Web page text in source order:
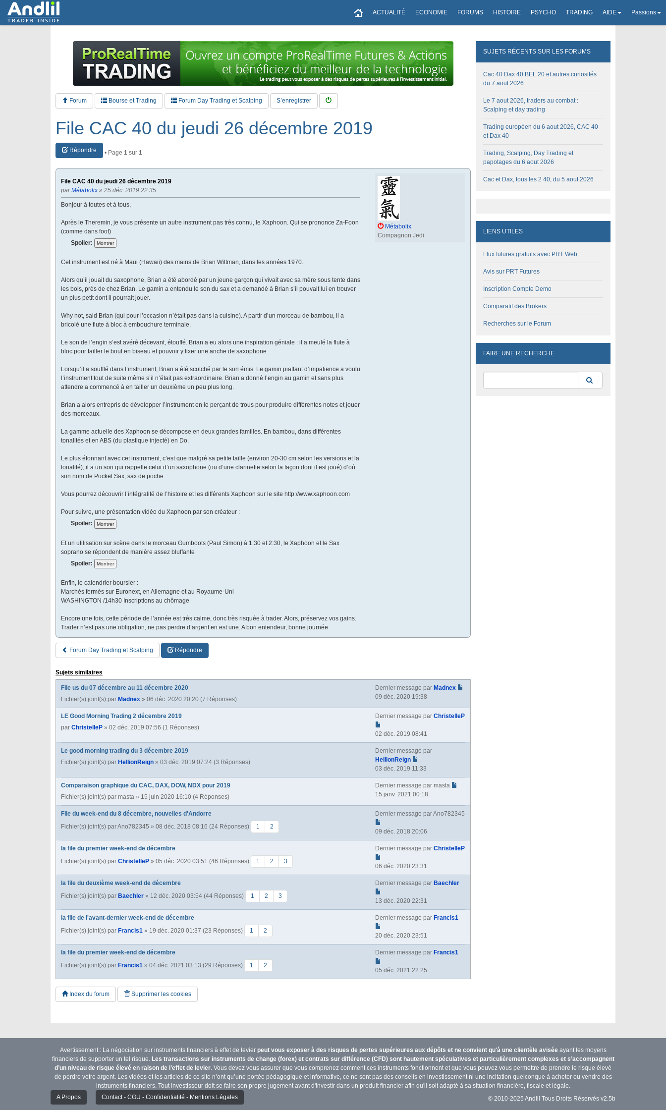
ACTUALITÉ ECONOMIE FORUMS HISTOIRE PSYCHO TRADING AIDE Passions
Forum Bourse et Trading Forum Day Trading et Scalping S’enregistrer
File CAC 40 du jeudi 26 décembre 2019
Répondre • Page 1 sur 1
File CAC 40 du jeudi 26 décembre 2019
parMétabolix » 25 déc. 2019 22:35
Bonjour à toutes et à tous,
Après le Theremin, je vous présente un autre instrument pas très connu, le Xaphoon. Qui se prononce Za-Foon
(comme dans foot)
Spoiler:
Cet instrument est né à Maui (Hawaii) des mains de Brian Wittman, dans les années 1970.
Alors qu’il jouait du saxophone, Brian a été abordé par un jeune garçon qui vivait avec sa mère sous tente dans
les bois, près de chez Brian. Le gamin a entendu le son du sax et a demandé à Brian s’il pouvait lui en trouver
un plus petit dont il pourrait jouer.
Why not, said Brian (qui pour l’occasion n’était pas dans la cuisine). A partir d’un morceau de bambou, il a
bricolé une flute à bloc à embouchure terminale.
Le son de l’engin s’est avéré décevant, étouffé. Brian a eu alors une inspiration géniale : il a meulé la flute à
bloc pour tailler le bout en biseau et pouvoir y fixer une anche de saxophone .
Lorsqu’il a soufflé dans l’instrument, Brian a été scotché par le son émis. Le gamin piaffant d’impatience a voulu
l’instrument tout de suite même s’il n’était pas extraordinaire. Brian a donné l’engin au gamin et sans plus
attendre a commencé à en tailler un deuxième un peu plus long.
Brian a alors entrepris de développer l’instrument en le perçant de trous pour produire différentes notes et jouer
des morceaux.
La gamme actuelle des Xaphoon se décompose en deux grandes familles. En bambou, dans différentes
tonalités et en ABS (du plastique injecté) en Do.
Le plus étonnant avec cet instrument, c’est que malgré sa petite taille (environ 20-30 cm selon les versions et la
tonalité), il a un son qui rappelle celui d’un saxophone (ou d’une clarinette selon la façon dont il est joué) d’où
son nom de Pocket Sax, sax de poche.
Vous pourrez découvrir l’intégralité de l’histoire et les différents Xaphoon sur le site http://www.xaphoon.com
Pour suivre, une présentation vidéo du Xaphoon par son créateur :
Spoiler:
Et un utilisation sur scène dans le morceau Gumboots (Paul Simon) à 1:30 et 2:30, le Xaphoon et le Sax
soprano se répondent de manière assez bluffante
Spoiler:
Enfin, le calendrier boursier :
Marchés fermés sur Euronext, en Allemagne et au Royaume-Uni
WASHINGTON /14h30 Inscriptions au chômage
Encore une fois, cette période de l’année est très calme, donc très risquée à trader. Alors, préservez vos gains.
Trader n’est pas une obligation, ne pas perdre d’argent en est une. A bon entendeur, bonne journée.
Métabolix
Compagnon Jedi
Forum Day Trading et Scalping Répondre
Sujets similaires
File us du 07 décembre au 11 décembre 2020
Fichier(s) joint(s) par Madnex » 06 déc. 2020 20:20 (7 Réponses)
Dernier message par Madnex
09 déc. 2020 19:38
LE Good Morning Trading 2 décembre 2019
par ChristelleP » 02 déc. 2019 07:56 (1 Réponses)
Dernier message parChristelleP
02 déc. 2019 08:41
Le good morning trading du 3 décembre 2019
Fichier(s) joint(s) par HellionReign » 03 déc. 2019 07:24 (3 Réponses)
Dernier message par
HellionReign
03 déc. 2019 11:33
Comparaison graphique du CAC, DAX, DOW, NDX pour 2019
Fichier(s) joint(s) par masta » 15 juin 2020 16:10 (4 Réponses)
Dernier message parmasta
15 janv. 2021 00:18
File du week-end du 8 décembre, nouvelles d'Andorre
Fichier(s) joint(s) parAno782345 » 08 déc. 2018 08:16 (24 Réponses) 1 2
Dernier message parAno782345
09 déc. 2018 20:06
la file du premier week-end de décembre
Fichier(s) joint(s) par ChristelleP » 05 déc. 2020 03:51 (46 Réponses) 1 2 3
Dernier message parChristelleP
06 déc. 2020 23:31
la file du deuxième week-end de décembre
Fichier(s) joint(s) par Baechler » 12 déc. 2020 03:54 (44 Réponses) 1 2 3
Dernier message par Baechler
13 déc. 2020 22:31
la file de l'avant-dernier week-end de décembre
Fichier(s) joint(s) par Francis1 » 19 déc. 2020 01:37 (23 Réponses) 1 2
Dernier message par Francis1
20 déc. 2020 23:51
la file du premier week-end de décembre
Fichier(s) joint(s) par Francis1 » 04 déc. 2021 03:13 (29 Réponses) 1 2
Dernier message par Francis1
05 déc. 2021 22:25
Index du forum Supprimer les cookies
SUJETS RÉCENTS SUR LES FORUMS
Cac 40 Dax 40 BEL 20 et autres curiosités
du 7 aout 2026
Le 7 aout 2026, traders au combat :
Scalping et day trading
Trading européen du 6 aout 2026, CAC 40
et Dax 40
Trading, Scalping, Day Trading et
papotages du 6 aout 2026
Cac et Dax, tous les 2 40, du 5 aout 2026
LIENS UTILES
Flux futures gratuits avec PRT Web
Avis sur PRT Futures
Inscription Compte Demo
Comparatif des Brokers
Recherches sur le Forum
FAIRE UNE RECHERCHE
Avertissement : La négociation sur instruments financiers à effet de levier peut vous exposer à des risques de pertes supérieures aux dépôts et ne convient qu'à une clientèle aviséeayant les moyens
financiers de supporter un tel risque. Les transactions sur instruments de change (forex) et contrats sur différence (CFD) sont hautement spéculatives et particulièrement complexes et s’accompagnent
d’un niveau de risque élevé en raison de l’effet de levier. Vous devez vous assurer que vous comprenez comment ces instruments fonctionnent et que vous pouvez vous permettre de prendre le risque élevé
de perdre votre argent. Les vidéos et les articles de ce site n’ont qu’une portée pédagogique et informative, ce ne sont pas des conseils en investissement ni une incitation quelconque à acheter ou vendre des
instruments financiers. Tout investisseur doit se faire son propre jugement avant d'investir dans un produit financier afin qu'il soit adapté à sa situation financière, fiscale et légale.
A Propos
Contact - CGU - Confidentialité - Mentions Légales © 2010-2025 Andlil Tous Droits Réservés v2.5b